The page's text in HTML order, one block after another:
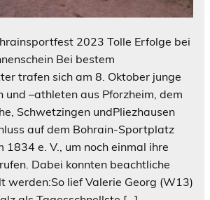
2023 Tolle Erfolge bei
Bei bestem
trafen sich am 8. Oktober junge
und –athleten aus Pforzheim, dem
Schwetzingen undPliezhausen
auf dem Bohrain-Sportplatz
1834 e. V., um noch einmal ihre
Dabei konnten beachtliche
werden:So lief Valerie Georg (W13)